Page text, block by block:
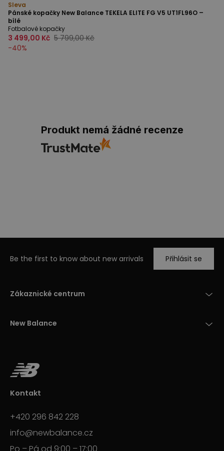
Sleva
Pánské kopačky New Balance TEKELA ELITE FG V5 UT1FL96O –
bílé
Fotbalové kopačky
3 499,00 Kč 5 799,00 Kč
-40%
Produkt nemá žádné recenze
Be the first to know about new arrivals Přihlásit se
Zákaznické centrum
New Balance
Kontakt
+420 296 842 228
info@newbalance.cz
Po – Pá od 9:00 – 17:00